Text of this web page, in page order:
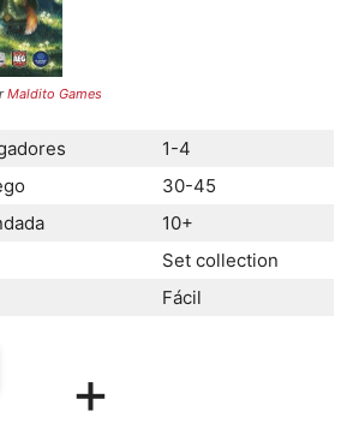
Maldito Games
1-4
30-45
10+
Set collection
Fácil
+